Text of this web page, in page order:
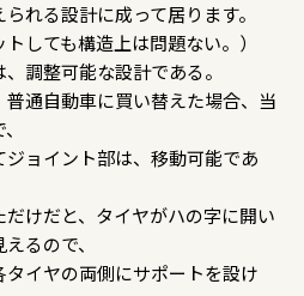
れる設計に成って居ります。
しても構造上は問題ない。）
調整可能な設計である。
通自動車に買い替えた場合、当
ョイント部は、移動可能であ
けだと、タイヤがハの字に開い
るので、
イヤの両側にサポートを設け